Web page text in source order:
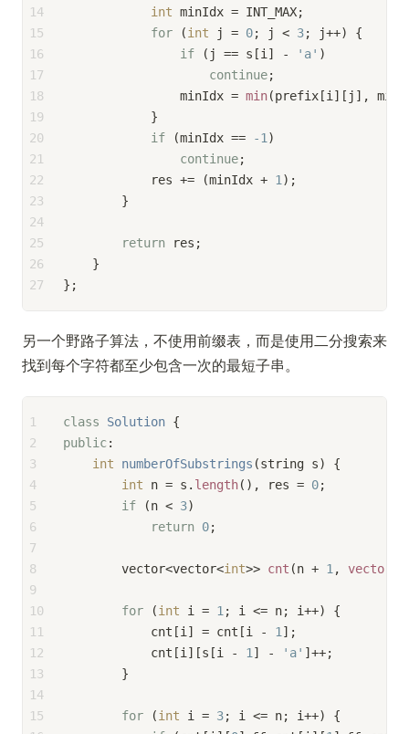
14
15
16
17
18
19
20
21
22
23
24
25
26
27
int minIdx = INT_MAX;
for (int j = 0; j < 3; j++) {
if (j == s[i] - 'a' )
continue;
                minIdx =
min(prefix[i][j],
            }
if (minIdx == -1 )
continue;
            res += (minIdx +
1 );
        }
return res;
    }
};
另一个野路子算法，不使用前缀表，而是使用二分搜索来
找到每个字符都至少包含一次的最短子串。
1
2
3
4
5
6
7
8
9
10
11
12
13
14
15
class Solution {
public:
int
numberOfSubstrings (string s)
{
int n = s. length(), res = 0;
if (n < 3)
return 0;
        vector<vector<
int>> cnt (n + 1 , vector
for (int i = 1 ; i <= n; i++) {
            cnt[i] = cnt[i -
1 ];
            cnt[i][s[i -
1 ] - 'a' ]++;
        }
for (int i = 3; i <= n; i++) {